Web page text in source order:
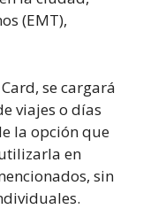
(EMT),
se cargará
viajes o días
la opción que
en
sin